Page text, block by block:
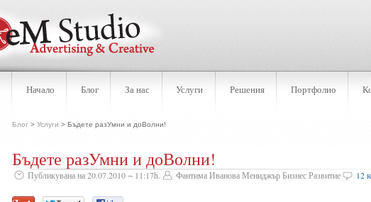
Начало Блог За нас Услуги Решения Портфолио
Блог > Услуги > Бъдете разУмни и доВолни!
Бъдете разУмни и доВолни!
Публикувана на 20.07.2010 ¬ 11:17h. Фантима Иванова Мениджър Бизнес Развитие 12